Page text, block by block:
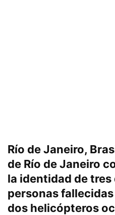
Río de Janeiro,
de Río de Janeiro
la identidad de tres
personas
dos helicópteros